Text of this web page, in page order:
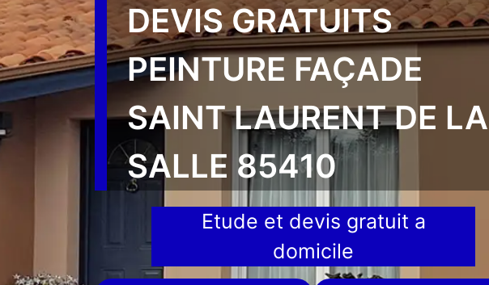
DEVIS GRATUITS
PEINTURE FAÇADE
SAINT LAURENT DE LA
SALLE 85410
Etude et devis gratuit a
domicile